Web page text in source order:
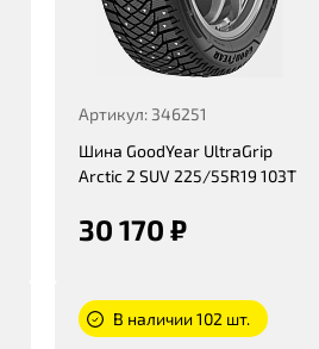
Артикул: 346251
Шина GoodYear UltraGrip
Arctic 2 SUV 225/55R19 103T
30 170 ₽
В наличии 102 шт.